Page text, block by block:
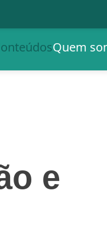
Quem
e